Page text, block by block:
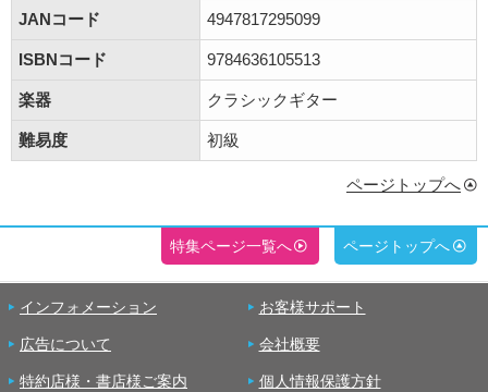
JANコード 4947817295099
ISBNコード 9784636105513
楽器 クラシックギター
難易度 初級
ページトップへ
特集ページ一覧へ ページトップへ
インフォメーション お客様サポート
広告について 会社概要
特約店様・書店様ご案内 個人情報保護方針